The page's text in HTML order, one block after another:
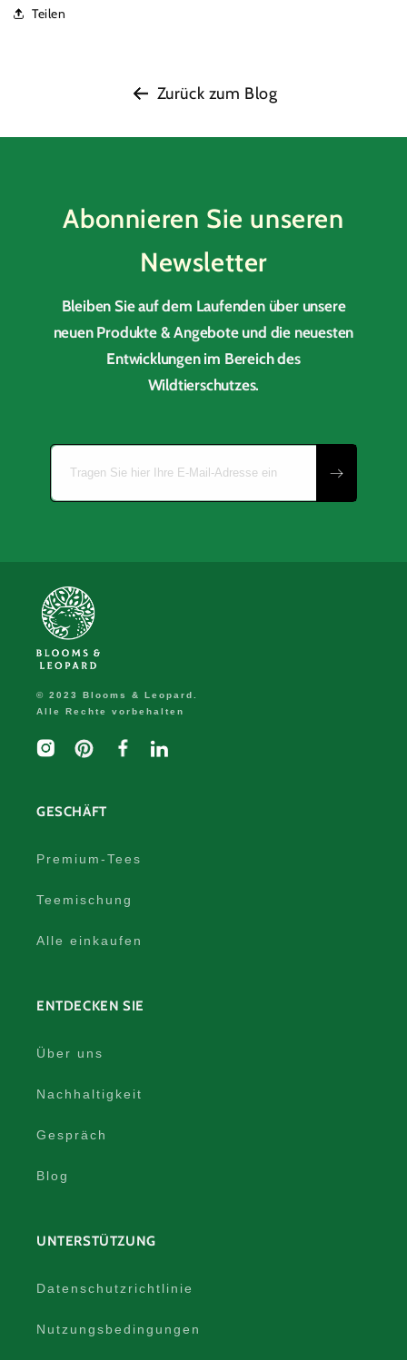
Teilen
Zurück zum Blog
Abonnieren Sie unseren
Newsletter
Bleiben Sie auf dem Laufenden über unsere
neuen Produkte & Angebote und die neuesten
Entwicklungen im Bereich des
Wildtierschutzes.
Tragen Sie hier Ihre E-Mail-Adresse ein
© 2023 Blooms & Leopard.
Alle Rechte vorbehalten
InstagramPinterestFacebookLinkedIn
GESCHÄFT
Premium-Tees
Teemischung
Alle einkaufen
ENTDECKEN SIE
Über uns
Nachhaltigkeit
Gespräch
Blog
UNTERSTÜTZUNG
Datenschutzrichtlinie
Nutzungsbedingungen